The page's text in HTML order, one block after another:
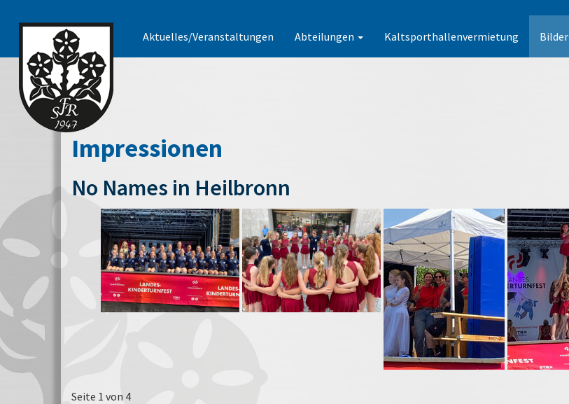
Aktuelles/Veranstaltungen Abteilungen Kaltsporthallenvermietung Bilder
Impressionen
No Names in Heilbronn
Seite 1 von 4